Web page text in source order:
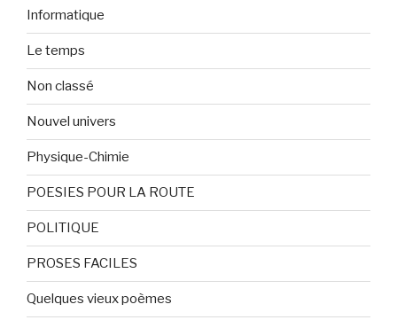
Informatique
Le temps
Non classé
Nouvel univers
Physique-Chimie
POESIES POUR LA ROUTE
POLITIQUE
PROSES FACILES
Quelques vieux poèmes